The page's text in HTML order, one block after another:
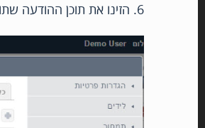
6. הזינו את תוכן ההודעה שתופיע בגוף המייל לליד, ומיד אחריה יצורפו הפרטים היצוגים של בעלי העסק אליהם נותב.